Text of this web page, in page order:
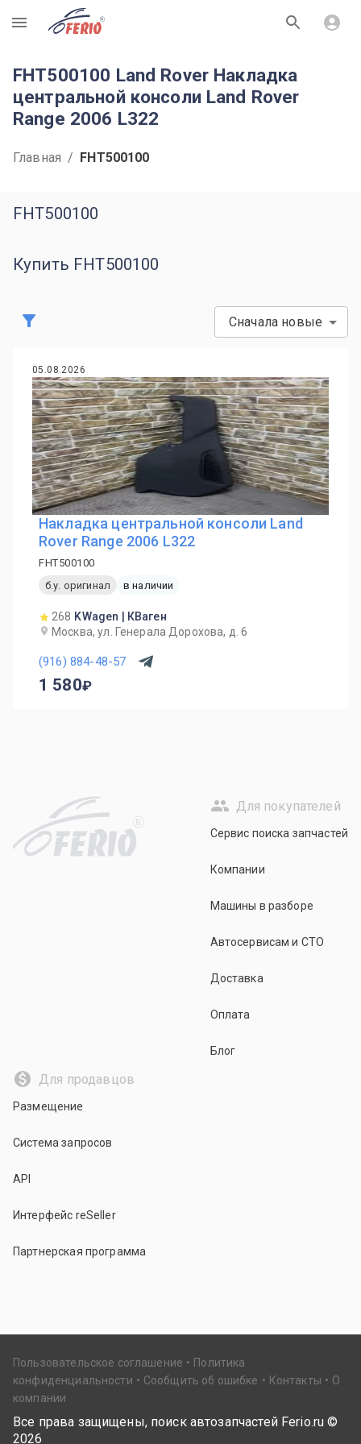
R
FHT500100 Land Rover Накладка
центральной консоли Land Rover
Range 2006 L322
Главная / FHT500100
FHT500100
Купить FHT500100
Сначала новые
05.08.2026
Накладка центральной консоли Land
Rover Range 2006 L322
FHT500100
б.у. оригинал
в наличии
268 KWagen | КВаген
Москва, ул. Генерала Дорохова, д. 6
(916) 884-48-57
1 580
R
Для покупателей
Сервис поиска запчастей
Компании
Машины в разборе
Автосервисам и СТО
Доставка
Оплата
Блог
Для продавцов
Размещение
Система запросов
API
Интерфейс reSeller
Партнерская программа
Пользовательское соглашение
Политика
конфиденциальности
Сообщить об ошибке Контакты
О
компании
Все права защищены, поиск автозапчастей Ferio.ru ©
2026